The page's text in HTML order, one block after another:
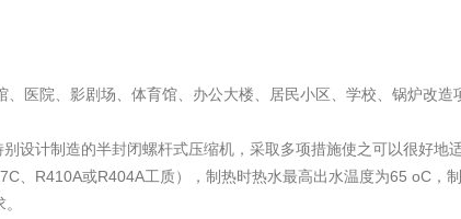
医院、影剧场、体育馆、办公大楼、居民小区、学校、锅炉改造
设计制造的半封闭螺杆式压缩机，采取多项措施使之可以很好地
、R410A或R404A工质），制热时热水最高出水温度为65 oC，